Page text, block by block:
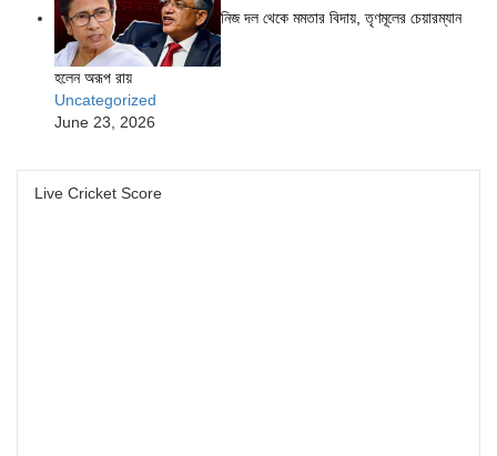
নিজ দল থেকে মমতার বিদায়, তৃণমূলের চেয়ারম্যান
হলেন অরূপ রায়
Uncategorized
June 23, 2026
Live Cricket Score